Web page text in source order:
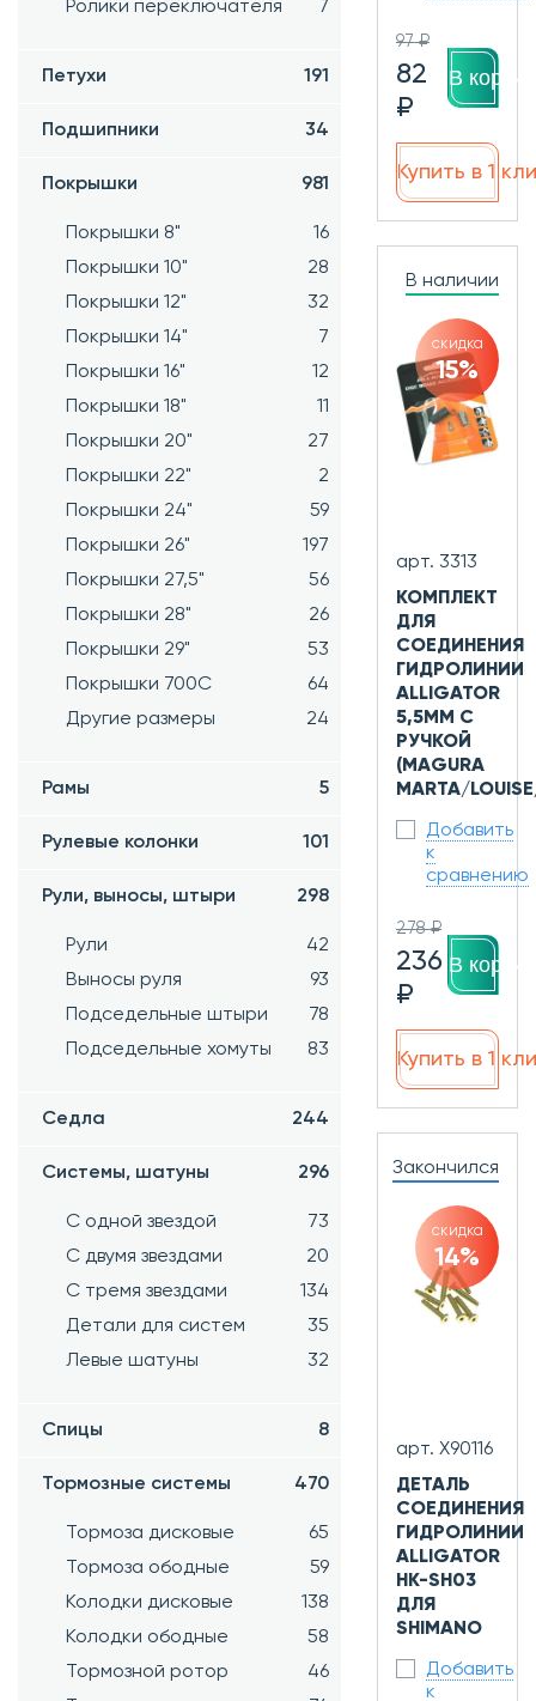
Ролики переключателя 7
Петухи 191
Подшипники 34
Покрышки 981
Покрышки 8"
16
Покрышки 10"
28
Покрышки 12"
32
Покрышки 14"
7
Покрышки 16"
12
Покрышки 18"
11
Покрышки 20"
27
Покрышки 22"
2
Покрышки 24"
59
Покрышки 26"
197
Покрышки 27,5"
56
Покрышки 28"
26
Покрышки 29"
53
Покрышки 700C
64
Другие размеры
24
Рамы 5
Рулевые колонки 101
Рули, выносы, штыри 298
Рули
42
Выносы руля
93
Подседельные штыри
78
Подседельные хомуты
83
Седла 244
Системы, шатуны 296
С одной звездой
73
С двумя звездами
20
С тремя звездами
134
Детали для систем
35
Левые шатуны
32
Спицы 8
Тормозные системы 470
Тормоза дисковые
65
Тормоза ободные
59
Колодки дисковые
138
Колодки ободные
58
Тормозной ротор
46
97 ₽
82
₽
В
Купить в 1
В наличии
скидка
15%
арт. 3313
КОМПЛЕКТ
ДЛЯ
СОЕДИНЕНИЯ
ГИДРОЛИНИИ
ALLIGATOR
5,5ММ С
РУЧКОЙ
(MAGURA
MARTA/
Добавить
к
сравнению
278 ₽
236
₽
В
Купить в 1
Закончился
скидка
14%
арт. Х90116
ДЕТАЛЬ
СОЕДИНЕНИЯ
ГИДРОЛИНИИ
ALLIGATOR
HK-SH03
ДЛЯ
SHIMANO
Добавить
к